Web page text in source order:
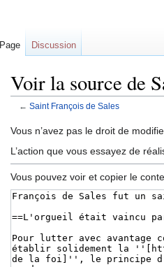
Voir la source de
← Saint François de Sales
Aller
à
navigation
Aller
à
recherche
Vous n’avez pas le droit de
L’action que vous essayez de
Vous pouvez voir et copier le
Page Discussion